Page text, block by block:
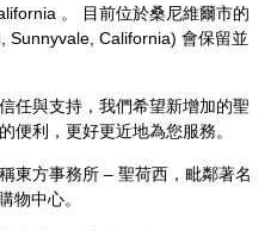
。 目前位於桑尼維爾市的
Sunnyvale, California) 會保留並
任與支持，我們希望新增加的聖
便利，更好更近地為您服務。
東方事務所 – 聖荷西，毗鄰著名
物中心。